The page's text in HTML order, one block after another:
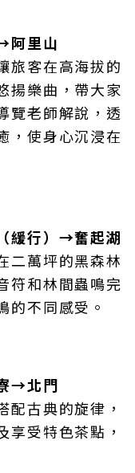
阿里山
旅客在高海拔的
揚樂曲，帶大家
覽老師解說，透
，使身心沉浸在
緩行）→奮起湖
二萬坪的黑森林
符和林間蟲鳴完
的不同感受。
→北門
配古典的旋律，
享受特色茶點，